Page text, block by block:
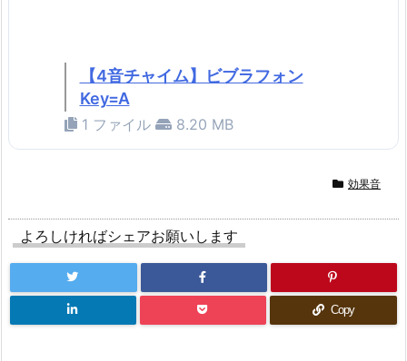
【4音チャイム】ビブラフォン
Key=A
1 ファイル 8.20 MB
効果音
よろしければシェアお願いします
Copy